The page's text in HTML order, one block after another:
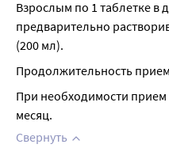
Взрослым по 1 таблетке в
предварительно
(200 мл).
Продолжительность
При необходимости
месяц.
Свернуть